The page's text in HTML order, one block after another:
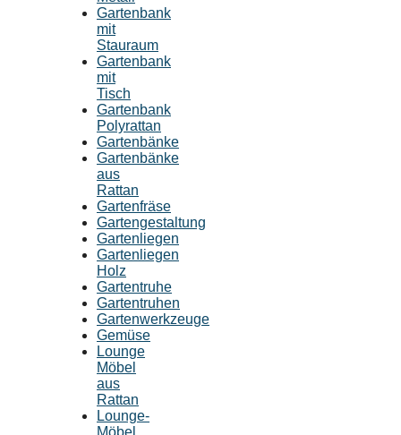
Gartenbank
mit
Stauraum
Gartenbank
mit
Tisch
Gartenbank
Polyrattan
Gartenbänke
Gartenbänke
aus
Rattan
Gartenfräse
Gartengestaltung
Gartenliegen
Gartenliegen
Holz
Gartentruhe
Gartentruhen
Gartenwerkzeuge
Gemüse
Lounge
Möbel
aus
Rattan
Lounge-
Möbel